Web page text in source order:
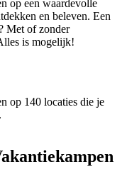
op een waardevolle
en beleven. Een
Met of zonder
is mogelijk!
op 140 locaties die je